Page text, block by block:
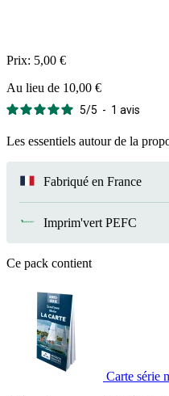
Prix: 5,00 €
Au lieu de 10,00 €
5/5 - 1 avis
Les essentiels autour de la
Fabriqué en France
Imprim'vert PEFC
Ce pack contient
Carte série